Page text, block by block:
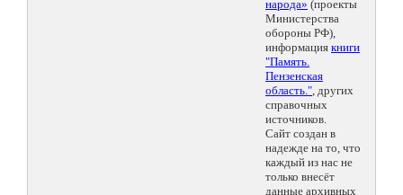
народа» (проекты
Министерства
обороны РФ),
информация книги
"Память.
Пензенская
область.", других
справочных
источников.
Сайт создан в
надежде на то, что
каждый из нас не
только внесёт
данные архивных